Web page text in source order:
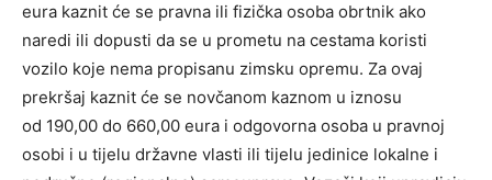
eura kaznit će se pravna ili fizička osoba obrtnik ako
naredi ili dopusti da se u prometu na cestama koristi
vozilo koje nema propisanu zimsku opremu. Za ovaj
prekršaj kaznit će se novčanom kaznom u iznosu
od 190,00 do 660,00 eura i odgovorna osoba u pravnoj
osobi i u tijelu državne vlasti ili tijelu jedinice lokalne i